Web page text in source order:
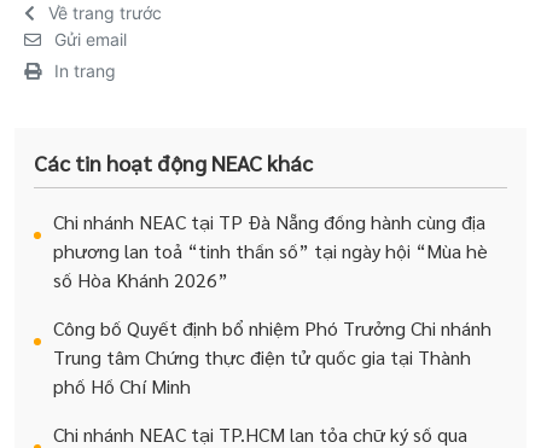
Về trang trước
Gửi email
In trang
Các tin hoạt động NEAC khác
Chi nhánh NEAC tại TP Đà Nẵng đồng hành cùng địa
phương lan toả “tinh thần số” tại ngày hội “Mùa hè
số Hòa Khánh 2026”
Công bố Quyết định bổ nhiệm Phó Trưởng Chi nhánh
Trung tâm Chứng thực điện tử quốc gia tại Thành
phố Hồ Chí Minh
Chi nhánh NEAC tại TP.HCM lan tỏa chữ ký số qua